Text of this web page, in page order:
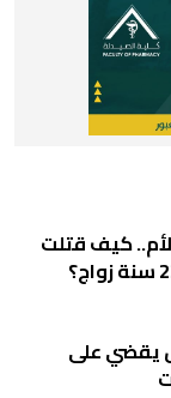
كيف قتلت
يقضي على